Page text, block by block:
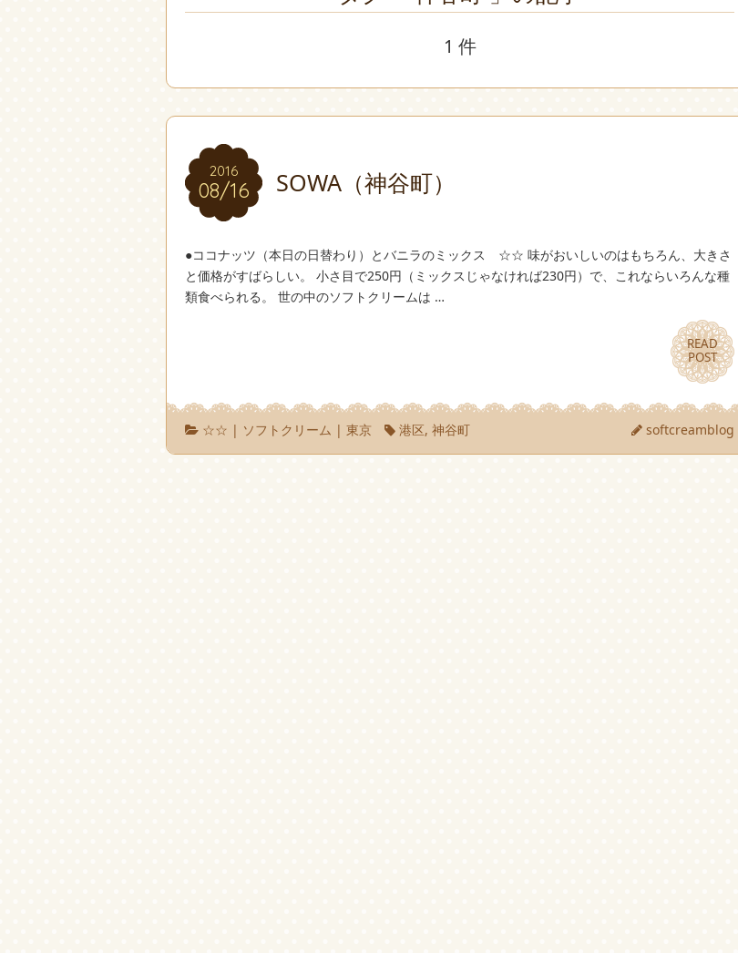
1 件
2016
08/16
2016
08/16 SOWA（神谷町）
●ココナッツ（本日の日替わり）とバニラのミックス ☆☆ 味がおいしいのはもちろん、大きさ
と価格がすばらしい。 小さ目で250円（ミックスじゃなければ230円）で、これならいろんな種
類食べられる。 世の中のソフトクリームは …
READ
POST
READ
POST
☆☆ | ソフトクリーム |東京 港区,神谷町 softcreamblog